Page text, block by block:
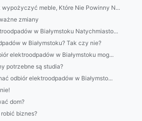
meble, Które Nie Powinny N...
zmiany
w Białymstoku Natychmiasto...
w Białymstoku? Tak czy nie?
elektroodpadów w Białymstoku mog...
potrzebne są studia?
odbiór elektroodpadów w Białymsto...
dom?
biznes?